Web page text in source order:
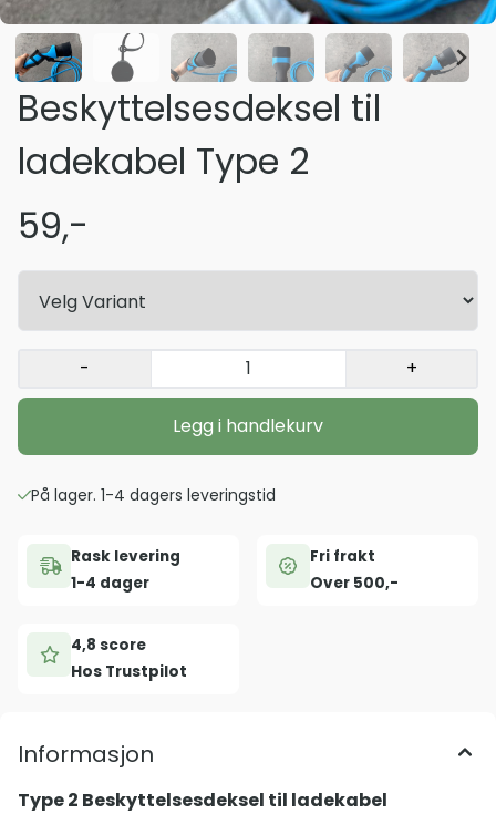
Beskyttelsesdeksel til
ladekabel Type 2
59,-
- +
Legg i handlekurv
På lager. 1-4 dagers leveringstid
Rask levering
1-4 dager
Fri frakt
Over 500,-
4,8 score
Hos Trustpilot
Informasjon
Type 2 Beskyttelsesdeksel til ladekabel